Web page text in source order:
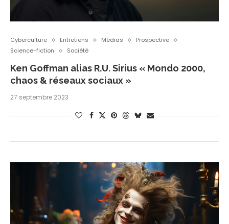
Cyberculture Entretiens Médias
Prospective
Science-fiction
Société
Ken Goffman alias R.U. Sirius « Mondo 2000,
chaos & réseaux sociaux »
27 septembre 2023